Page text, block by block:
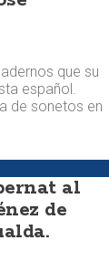
que su
español.
de sonetos en
al
de